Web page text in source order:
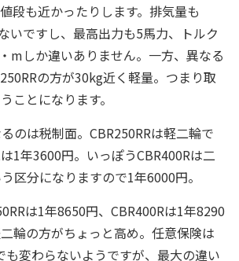
段も近かったりします。排気量も
いですし、最高出力も5馬力、トルク
mしか違いありません。一方、異なる
の方が30kg近く軽量。つまり取
ことになります。
のは税制面。CBR250RRは軽二輪で
1年3600円。いっぽうCBR400Rは二
区分になりますので1年6000円。
は1年8650円、CBR400Rは1年8290
輪の方がちょっと高め。任意保険は
も変わらないようですが、最大の違い